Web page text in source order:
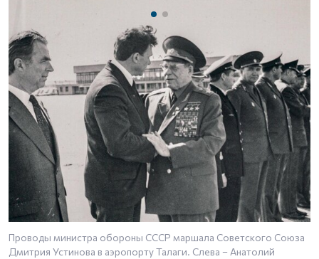
Проводы министра обороны СССР маршала Советского Союза
Дмитрия Устинова в аэропорту Талаги. Слева – Анатолий